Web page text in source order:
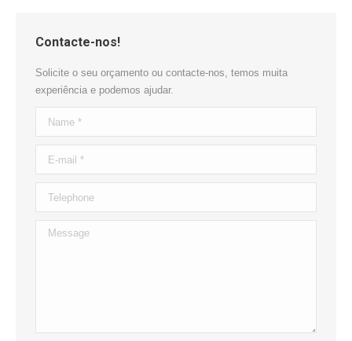
Contacte-nos!
Solicite o seu orçamento ou contacte-nos, temos muita
experiência e podemos ajudar.
Name *
E-mail *
Telephone
Message